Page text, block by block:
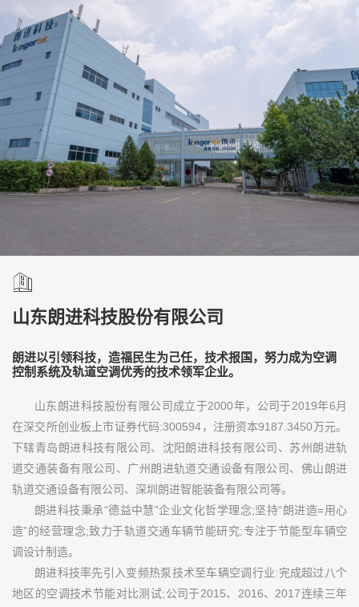
山东朗进科技股份有限公司
朗进以引领科技，造福民生为己任，技术报国，努力成为空调
控制系统及轨道空调优秀的技术领军企业。
山东朗进科技股份有限公司成立于2000年，公司于2019年6月
在深交所创业板上市证券代码:300594，注册资本9187.3450万元。
下辖青岛朗进科技有限公司、沈阳朗进科技有限公司、苏州朗进轨
道交通装备有限公司、广州朗进轨道交通设备有限公司、佛山朗进
轨道交通设备有限公司、深圳朗进智能装备有限公司等。
朗进科技秉承“德益中慧”企业文化哲学理念;坚持“朗进造=用心
造”的经营理念;致力于轨道交通车辆节能研究;专注于节能型车辆空
调设计制造。
朗进科技率先引入变频热泵技术至车辆空调行业:完成超过八个
地区的空调技术节能对比测试;公司于2015、2016、2017连续三年